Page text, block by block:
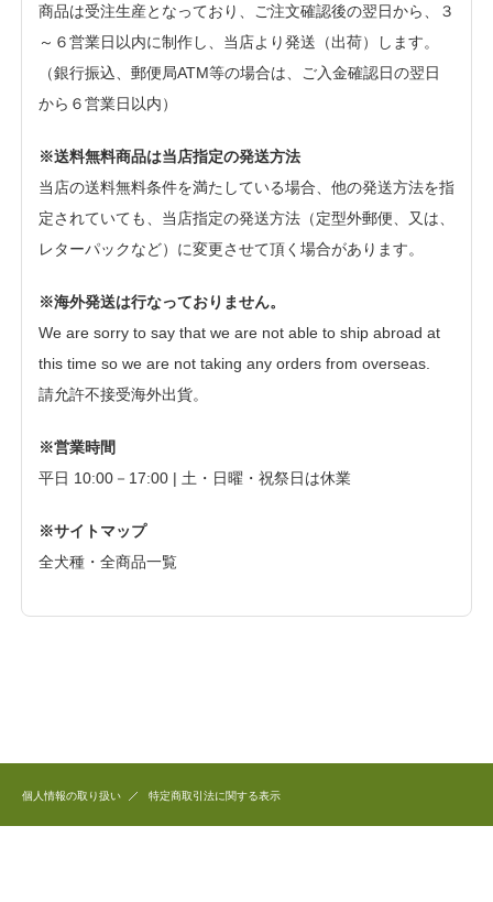
商品は受注生産となっており、ご注文確認後の翌日から、３
～６営業日以内に制作し、当店より発送（出荷）します。
（銀行振込、郵便局ATM等の場合は、ご入金確認日の翌日
から６営業日以内）
※送料無料商品は当店指定の発送方法
当店の送料無料条件を満たしている場合、他の発送方法を指
定されていても、当店指定の発送方法（定型外郵便、又は、
レターパックなど）に変更させて頂く場合があります。
※海外発送は行なっておりません。
We are sorry to say that we are not able to ship abroad at
this time so we are not taking any orders from overseas.
請允許不接受海外出貨。
※営業時間
平日 10:00－17:00 | 土・日曜・祝祭日は休業
※サイトマップ
全犬種・全商品一覧
個人情報の取り扱い 特定商取引法に関する表示